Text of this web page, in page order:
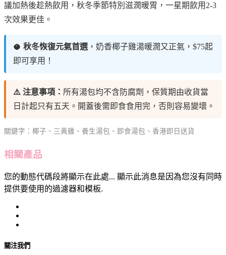
議加熱後趁熱飲用，秋冬季節特別滋潤暖胃，一星期飲用2-3
次效果更佳。
🥥 秋冬恢復元氣首選 ，奶香椰子雞湯暖潤又正氣，$75起
即可享用！
⚠️ 注意事項： 所有湯包均不含防腐劑，保質期由收貨當
日計起只有五天。開蓋後需即食食用完，否則容易變壞。
關鍵字：椰子、三黃雞、養生湯包、即食湯包、香港即日送貨
相關產品
您的動態代碼段將顯示在此處... 顯示此消息是因為您沒有同時
提供要使用的過濾器和模板.
關注我們